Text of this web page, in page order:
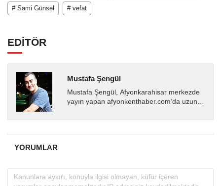
# Sami Günsel # vefat
EDİTÖR
Mustafa Şengül
Mustafa Şengül, Afyonkarahisar merkezde
yayın yapan afyonkenthaber.com’da uzun
almakta, haber akışı...
YORUMLAR